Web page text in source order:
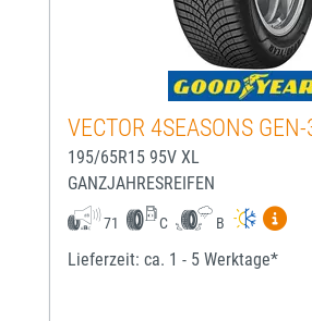
VECTOR 4SEASONS GEN-
195/65R15 95V XL
GANZJAHRESREIFEN
71 C B
Lieferzeit: ca. 1 - 5 Werktage*